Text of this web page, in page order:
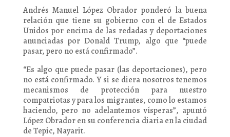
Andrés Manuel López Obrador ponderó la buena
relación que tiene su gobierno con el de Estados
Unidos por encima de las redadas y deportaciones
anunciadas por Donald Trump, algo que “puede
pasar, pero no está confirmado”.
“Es algo que puede pasar (las deportaciones), pero
no está confirmado. Y si se diera nosotros tenemos
mecanismos de protección para nuestro
compatriotas y para los migrantes, como lo estamos
haciendo, pero no adelantemos vísperas”, apuntó
López Obrador en su conferencia diaria en la ciudad
de Tepic, Nayarit.